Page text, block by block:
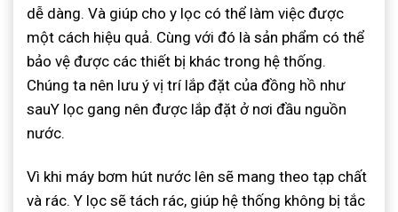
dễ dàng. Và giúp cho y lọc có thể làm việc được
một cách hiệu quả. Cùng với đó là sản phẩm có thể
bảo vệ được các thiết bị khác trong hệ thống.
Chúng ta nên lưu ý vị trí lắp đặt của đồng hồ như
sauY lọc gang nên được lắp đặt ở nơi đầu nguồn
nước.
Vì khi máy bơm hút nước lên sẽ mang theo tạp chất
và rác. Y lọc sẽ tách rác, giúp hệ thống không bị tắc